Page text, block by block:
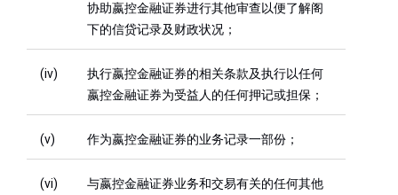
协助嬴控金融证券进行其他审查以便了解阁
下的信贷记录及财政状况；
(iv)
执行嬴控金融证券的相关条款及执行以任何
嬴控金融证券为受益人的任何押记或担保；
(v) 作为嬴控金融证券的业务记录一部份；
(vi)
与嬴控金融证券业务和交易有关的任何其他